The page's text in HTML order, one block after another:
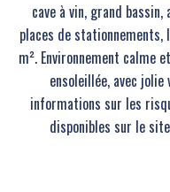
cave à vin, grand
places de
m². Environnement calme
ensoleillée, avec
informations sur les
disponibles sur le